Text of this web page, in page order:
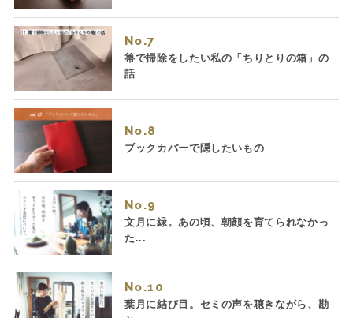
No.
箒で掃除をしたい私の「ちりとりの箱」の
話
No.
ブックカバーで隠したいもの
No.
文月に緑。あの頃、朝顔を育てられなかっ
た...
No.
葉月に結び目。セミの声を聴きながら、勘